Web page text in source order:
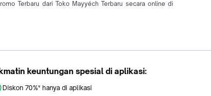
Terbaru dari Toko Mayyéch Terbaru secara online di
keuntungan spesial di aplikasi:
Diskon 70%* hanya di aplikasi